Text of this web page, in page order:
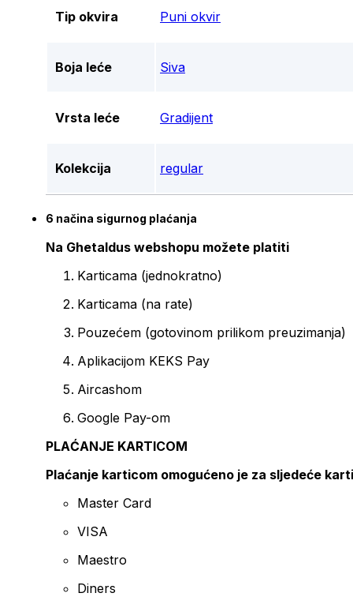
Tip okvira Puni okvir
Boja leće Siva
Vrsta leće Gradijent
Kolekcija regular
6 načina sigurnog plaćanja
Na Ghetaldus webshopu možete platiti
Karticama (jednokratno)
Karticama (na rate)
Pouzećem (gotovinom prilikom preuzimanja)
Aplikacijom KEKS Pay
Aircashom
Google Pay-om
PLAĆANJE KARTICOM
Plaćanje karticom omogućeno je za sljedeće
Master Card
VISA
Maestro
Diners